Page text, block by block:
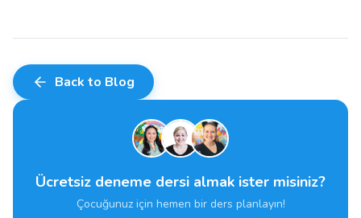
Back to Blog
Ücretsiz deneme dersi almak ister misiniz?
Çocuğunuz için hemen bir ders planlayın!